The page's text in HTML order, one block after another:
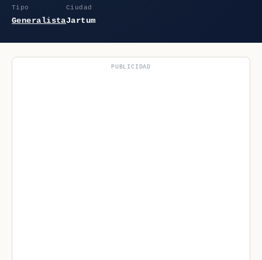
Tipo
Generalista
Ciudad
Jartum
PUBLICIDAD